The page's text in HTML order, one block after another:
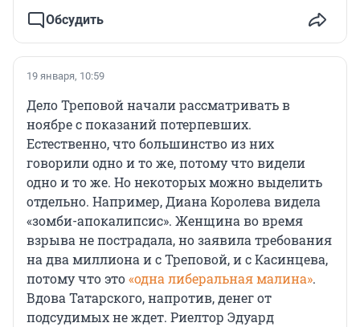
Обсудить
19 января, 10:59
Дело Треповой начали рассматривать в
ноябре с показаний потерпевших.
Естественно, что большинство из них
говорили одно и то же, потому что видели
одно и то же. Но некоторых можно выделить
отдельно. Например, Диана Королева видела
«зомби-апокалипсис». Женщина во время
взрыва не пострадала, но заявила требования
на два миллиона и с Треповой, и с Касинцева,
потому что это«одна либеральная малина».
Вдова Татарского, напротив, денег от
подсудимых не ждет. Риелтор Эдуард